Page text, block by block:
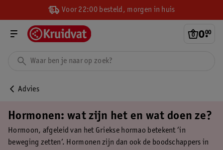
Voor 22:00 besteld, morgen in huis
0.
00
Advies
Hormonen: wat zijn het en wat doen ze?
Hormoon, afgeleid van het Griekse hormao betekent ‘in
beweging zetten’. Hormonen zijn dan ook de boodschappers in